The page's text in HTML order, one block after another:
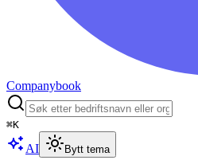
Companybook
⌘K
AI Bytt tema